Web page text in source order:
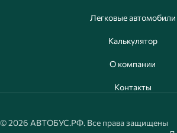
Легковые автомобили
Калькулятор
О компании
Контакты
© 2026 АВТОБУС.РФ. Все права защищены